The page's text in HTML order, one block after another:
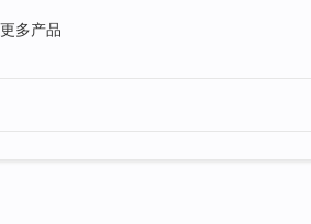
更多产品